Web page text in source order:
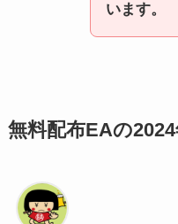
います。
無料配布EAの